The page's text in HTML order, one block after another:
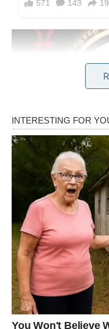
JARAC –
ruke, bez
Jarac ulazi u februar
osećao. Ako ste
osećaj da se borite
i da vam ništa ne
obrazac.
Sve što
dotaknete, razvija se.